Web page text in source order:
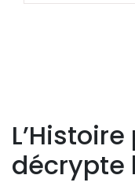
décrypte